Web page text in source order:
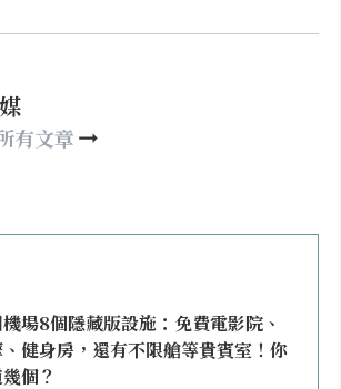
有文章
場8個隱藏版設施：免費電影院、
健身房，還有不限艙等貴賓室！你
個？